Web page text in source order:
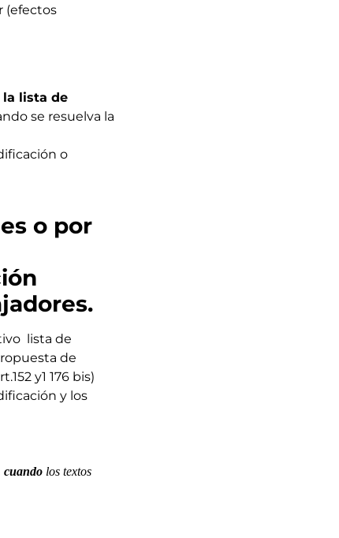
(efectos
la lista de
se resuelva la
o
o por
lista de
de
y1 176 bis)
y los
cuando los textos